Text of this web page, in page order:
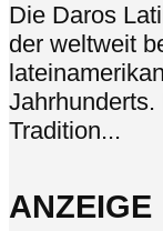
Die Daros
der weltweit
Tradition...
ANZEIGE